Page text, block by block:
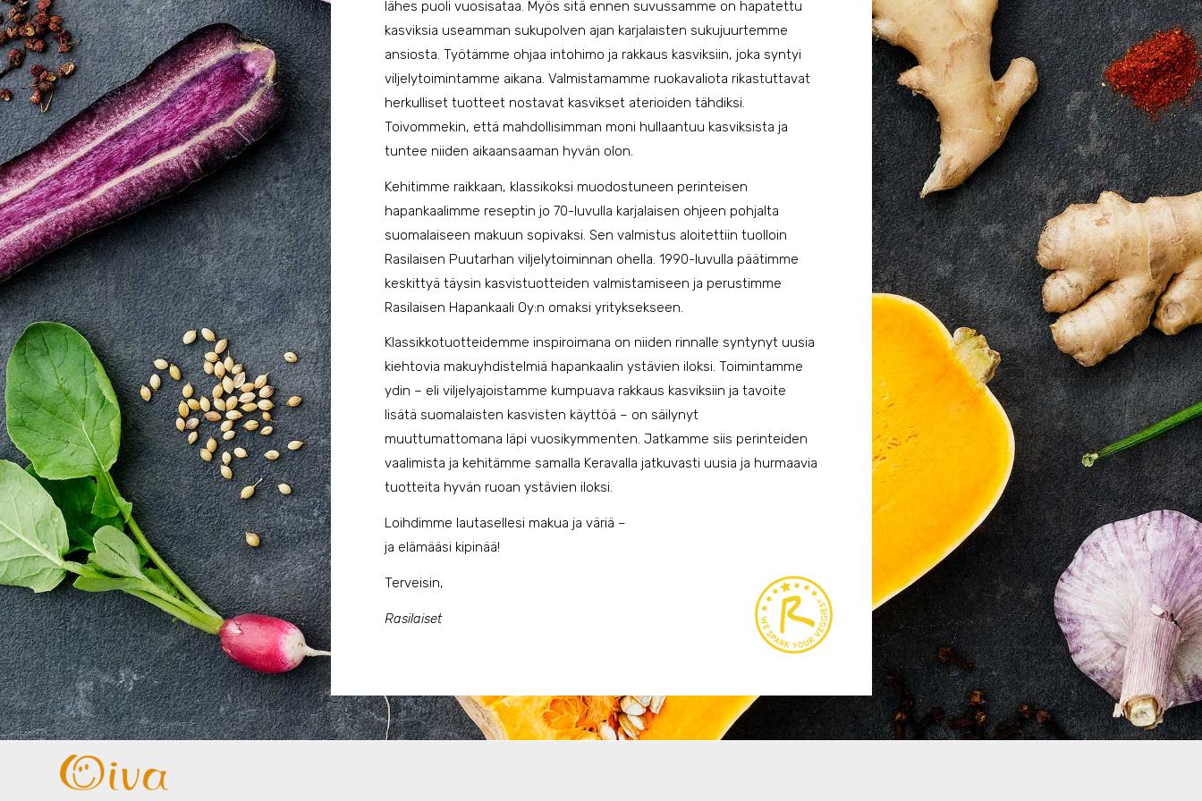
lähes puoli vuosisataa. Myös sitä ennen suvussamme on hapatettu
kasviksia useamman sukupolven ajan karjalaisten sukujuurtemme
ansiosta. Työtämme ohjaa intohimo ja rakkaus kasviksiin, joka syntyi
viljelytoimintamme aikana. Valmistamamme ruokavaliota rikastuttavat
herkulliset tuotteet nostavat kasvikset aterioiden tähdiksi.
Toivommekin, että mahdollisimman moni hullaantuu kasviksista ja
tuntee niiden aikaansaaman hyvän olon.
Kehitimme raikkaan, klassikoksi muodostuneen perinteisen
hapankaalimme reseptin jo 70-luvulla karjalaisen ohjeen pohjalta
suomalaiseen makuun sopivaksi. Sen valmistus aloitettiin tuolloin
Rasilaisen Puutarhan viljelytoiminnan ohella. 1990-luvulla päätimme
keskittyä täysin kasvistuotteiden valmistamiseen ja perustimme
Rasilaisen Hapankaali Oy:n omaksi yrityksekseen.
Klassikkotuotteidemme inspiroimana on niiden rinnalle syntynyt uusia
kiehtovia makuyhdistelmiä hapankaalin ystävien iloksi. Toimintamme
ydin – eli viljelyajoistamme kumpuava rakkaus kasviksiin ja tavoite
lisätä suomalaisten kasvisten käyttöä – on säilynyt
muuttumattomana läpi vuosikymmenten. Jatkamme siis perinteiden
vaalimista ja kehitämme samalla Keravalla jatkuvasti uusia ja hurmaavia
tuotteita hyvän ruoan ystävien iloksi.
Loihdimme lautasellesi makua ja väriä –
ja elämääsi kipinää!
Terveisin,
Rasilaiset